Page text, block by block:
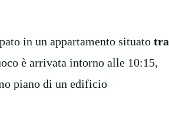
in un appartamento situato tra
è arrivata intorno alle 10:15,
piano di un edificio